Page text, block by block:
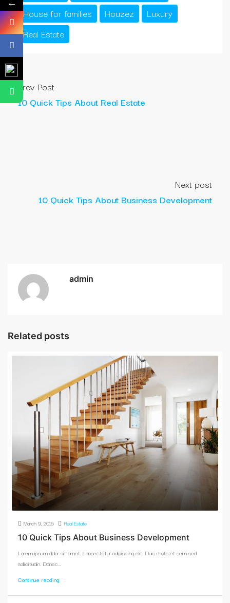
House for families
Houzez
Luxury
Real Estate
Prev Post
10 Quick Tips About Real Estate
Next post
10 Quick Tips About Business Development
admin
Related posts
March 9, 2016 Real Estate
10 Quick Tips About Business Development
Lorem ipsum dolor sit amet, consectetur adipiscing elit. Duis mollis et sem sed
sollicitudin. Donec...
Continue reading